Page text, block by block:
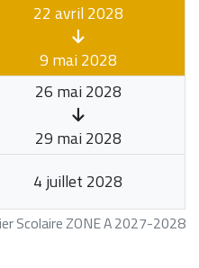
Scolaire ZONE A 2027-2028
22 avril 2028
9 mai 2028
26 mai 2028
29 mai 2028
4 juillet 2028